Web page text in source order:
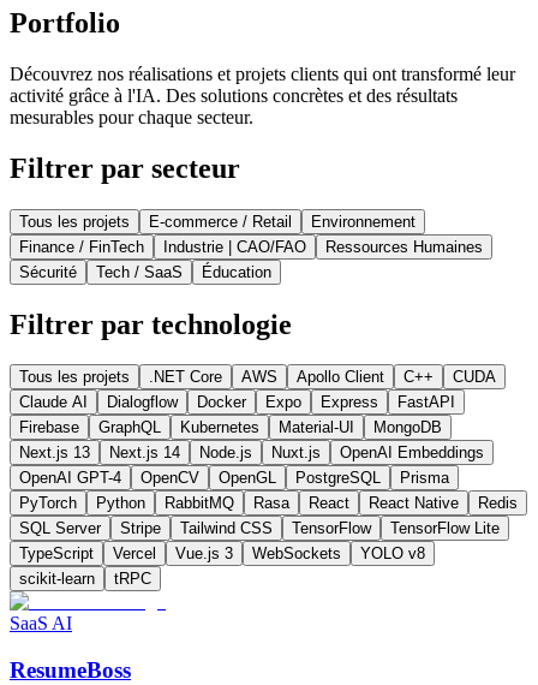
Portfolio
Découvrez nos réalisations et projets clients qui ont transformé leur
activité grâce à l'IA. Des solutions concrètes et des résultats
mesurables pour chaque secteur.
Filtrer par secteur
Tous les projets E-commerce / Retail
Environnement
Finance / FinTech
Industrie | CAO/FAO
Ressources Humaines
Sécurité
Tech / SaaS Éducation
Filtrer par technologie
Tous les projets .NET Core AWS Apollo Client C++
CUDA
Claude AI
Dialogflow Docker Expo Express
FastAPI
Firebase
GraphQL Kubernetes Material-UI
MongoDB
Next.js 13
Next.js 14 Node.js Nuxt.js
OpenAI Embeddings
OpenAI GPT-4
OpenCV OpenGL PostgreSQL
Prisma
PyTorch
Python RabbitMQ Rasa React React Native
Redis
SQL Server
Stripe Tailwind CSS TensorFlow
TensorFlow Lite
TypeScript
Vercel Vue.js 3 WebSockets
YOLO v8
scikit-learn
tRPC
SaaS AI
ResumeBoss